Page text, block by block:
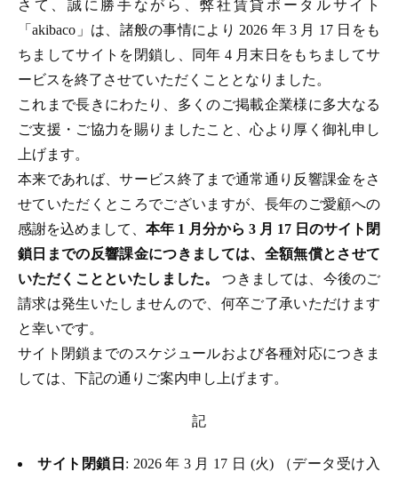
さて、誠に勝手ながら、弊社賃貸ポータルサイト
「akibaco」は、諸般の事情により 2026 年 3 月 17 日をも
ちましてサイトを閉鎖し、同年 4 月末日をもちましてサ
ービスを終了させていただくこととなりました。
これまで長きにわたり、多くのご掲載企業様に多大なる
ご支援・ご協力を賜りましたこと、心より厚く御礼申し
上げます。
本来であれば、サービス終了まで通常通り反響課金をさ
せていただくところでございますが、長年のご愛顧への
感謝を込めまして、 本年 1 月分から 3 月 17 日のサイト閉
鎖日までの反響課金につきましては、全額無償とさせて
いただくことといたしました。つきましては、今後のご
請求は発生いたしませんので、何卒ご了承いただけます
と幸いです。
サイト閉鎖までのスケジュールおよび各種対応につきま
しては、下記の通りご案内申し上げます。
記
サイト閉鎖日 : 2026 年 3 月 17 日 (火) （データ受け入